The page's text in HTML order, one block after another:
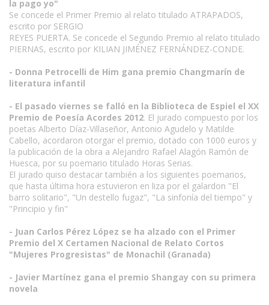
la pago yo"
Se concede el Primer Premio al relato titulado ATRAPADOS,
escrito por SERGIO
REYES PUERTA. Se concede el Segundo Premio al relato titulado
PIERNAS, escrito por KILIAN JIMÉNEZ FERNÁNDEZ-CONDE.
- Donna Petrocelli de Him gana premio Changmarín de
literatura infantil
- El pasado viernes se falló en la Biblioteca de Espiel el XX
Premio de Poesía Acordes 2012. El jurado compuesto por los
poetas Alberto Díaz-Villaseñor, Antonio Agudelo y Matilde
Cabello, acordaron otorgar el premio, dotado con 1000 euros y
la publicación de la obra a Alejandro Rafael Alagón Ramón de
Huesca, por su poemario titulado Horas Serias.
El jurado quiso destacar también a los siguientes poemarios,
que hasta última hora estuvieron en liza por el galardon "El
barro solitario", "Un destello fugaz", "La sinfonía del tiempo" y
"Principio y fin"
- Juan Carlos Pérez López se ha alzado con el Primer
Premio del X Certamen Nacional de Relato Cortos
"Mujeres Progresistas" de Monachil (Granada)
- Javier Martínez gana el premio Shangay con su primera
novela